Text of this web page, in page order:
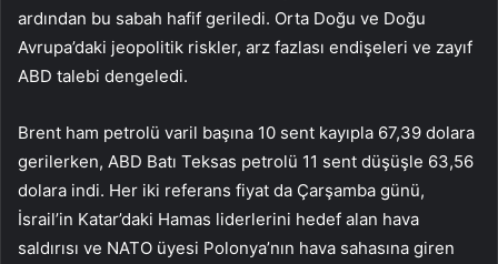
ardından bu sabah hafif geriledi. Orta Doğu ve Doğu
Avrupa’daki jeopolitik riskler, arz fazlası endişeleri ve zayıf
ABD talebi dengeledi.
Brent ham petrolü varil başına 10 sent kayıpla 67,39 dolara
gerilerken, ABD Batı Teksas petrolü 11 sent düşüşle 63,56
dolara indi. Her iki referans fiyat da Çarşamba günü,
İsrail’in Katar’daki Hamas liderlerini hedef alan hava
saldırısı ve NATO üyesi Polonya’nın hava sahasına giren